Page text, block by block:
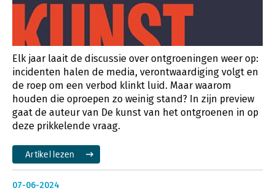
Elk jaar laait de discussie over ontgroeningen weer op:
incidenten halen de media, verontwaardiging volgt en
de roep om een verbod klinkt luid. Maar waarom
houden die oproepen zo weinig stand? In zijn preview
gaat de auteur van De kunst van het ontgroenen in op
deze prikkelende vraag.
Artikel lezen
07-06-2024